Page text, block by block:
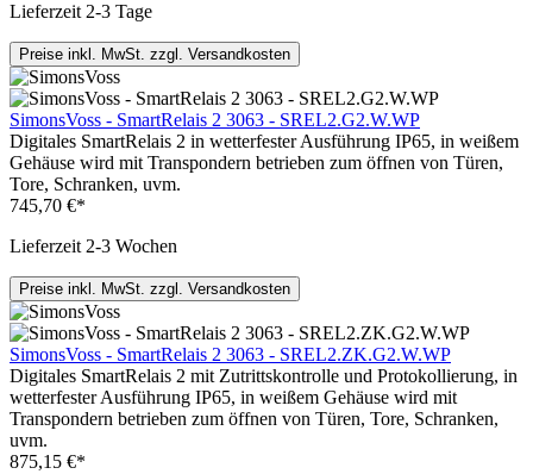
Lieferzeit 2-3 Tage
Preise inkl. MwSt. zzgl. Versandkosten
SimonsVoss - SmartRelais 2 3063 - SREL2.G2.W.WP
Digitales SmartRelais 2 in wetterfester Ausführung IP65, in weißem
Gehäuse wird mit Transpondern betrieben zum öffnen von Türen,
Tore, Schranken, uvm.
745,70 €*
Lieferzeit 2-3 Wochen
Preise inkl. MwSt. zzgl. Versandkosten
SimonsVoss - SmartRelais 2 3063 - SREL2.ZK.G2.W.WP
Digitales SmartRelais 2 mit Zutrittskontrolle und Protokollierung, in
wetterfester Ausführung IP65, in weißem Gehäuse wird mit
Transpondern betrieben zum öffnen von Türen, Tore, Schranken,
uvm.
875,15 €*